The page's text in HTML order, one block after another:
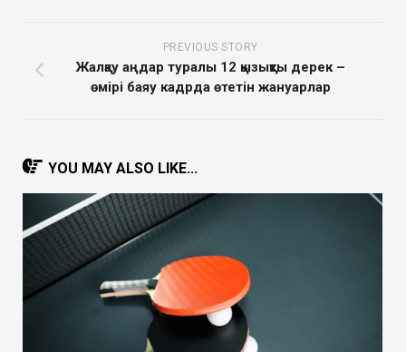
PREVIOUS STORY
Жалқау аңдар туралы 12 қызықты дерек –
өмірі баяу кадрда өтетін жануарлар
YOU MAY ALSO LIKE...